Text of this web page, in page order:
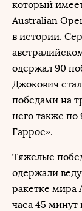
который
Australian
в истории.
одержал 90
Джокович
победами на
него также
Гаррос».
Тяжелые
одержали
ракетке мира
часа 45 минут